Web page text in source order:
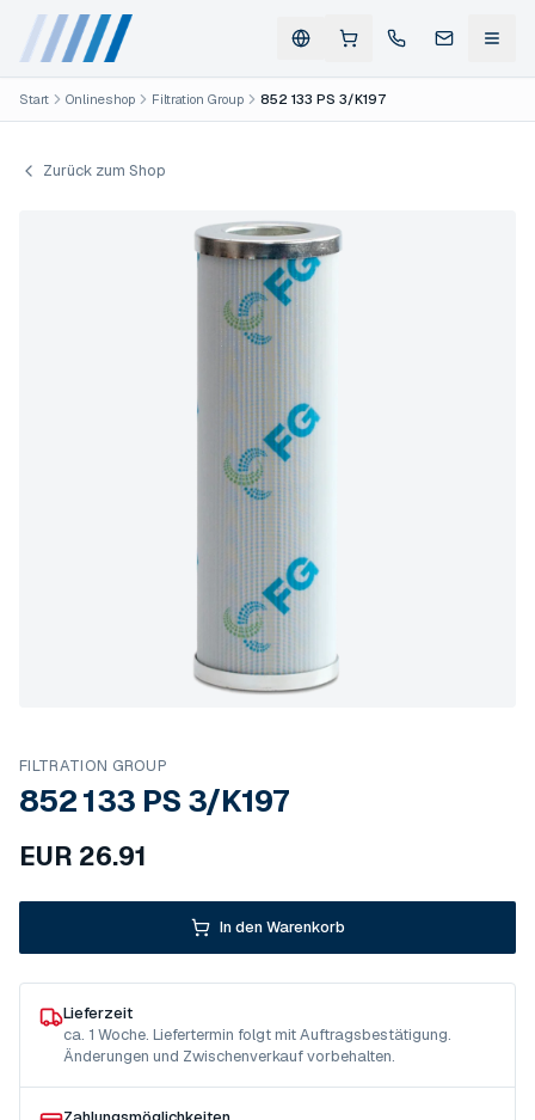
Start Onlineshop Filtration Group 852 133 PS 3/K197
Zurück zum Shop
FILTRATION GROUP
852 133 PS 3/K197
EUR 26.91
In den Warenkorb
Lieferzeit
ca. 1 Woche. Liefertermin folgt mit Auftragsbestätigung.
Änderungen und Zwischenverkauf vorbehalten.